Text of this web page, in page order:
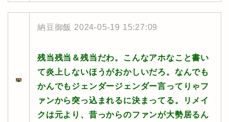
納豆御飯 2024-05-19 15:27:09
残当残当＆残当だわ。こんなアホなこと書い
て炎上しないほうがおかしいだろ。なんでも
かんでもジェンダージェンダー言ってりゃフ
ァンから突っ込まれるに決まってる。リメイ
クは元より、昔っからのファンが大勢居るん